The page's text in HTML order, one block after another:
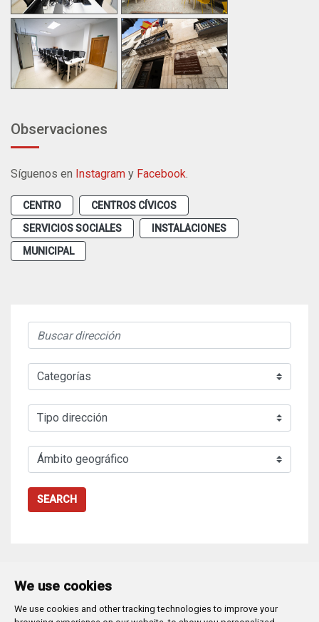
We use cookies
We use cookies and other tracking technologies to improve your
Observaciones
Síguenos en Instagram y Facebook.
CENTRO
CENTROS CÍVICOS
SERVICIOS SOCIALES
INSTALACIONES
MUNICIPAL
SEARCH
Plaza Mayor 1 - 09071BURGOS